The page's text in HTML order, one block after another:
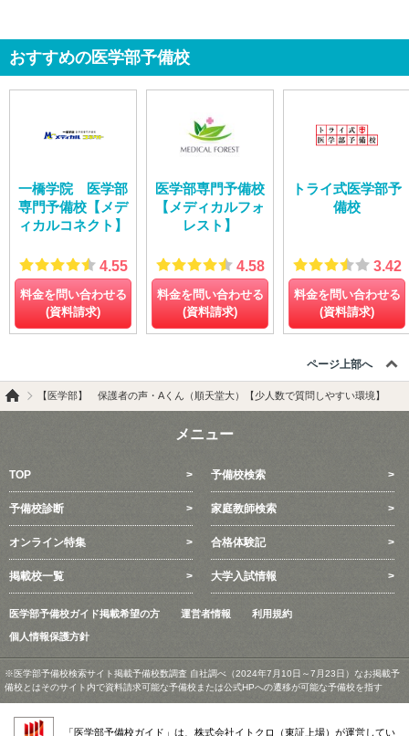
おすすめの医学部予備校
一橋学院 医学部
専門予備校【メデ
ィカルコネクト】
4.55
料金を問い合わせる
(資料請求)
医学部専門予備校
【メディカルフォ
レスト】
4.58
料金を問い合わせる
(資料請求)
トライ式医学部予
備校
3.42
料金を問い合わせる
(資料請求)
ページ上部へ
【医学部】 保護者の声・Aくん（順天堂大）【少人数で質問しやすい環境】
メニュー
TOP 予備校検索
予備校診断 家庭教師検索
オンライン特集 合格体験記
掲載校一覧 大学入試情報
医学部予備校ガイド掲載希望の方 運営者情報 利用規約
個人情報保護方針
※医学部予備校検索サイト掲載予備校数調査 自社調べ（2024年7月10日～7月23日）なお掲載予
備校とはそのサイト内で資料請求可能な予備校または公式HPへの遷移が可能な予備校を指す
「医学部予備校ガイド」は、株式会社イトクロ（東証上場）が運営してい